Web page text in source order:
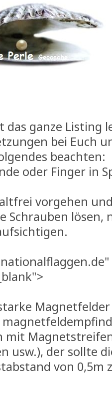
ganze Listing
bei Euch
beachten:
oder Finger in
vorgehen
Schrauben lösen,
mit
usw.), der sollte
von 0,5m